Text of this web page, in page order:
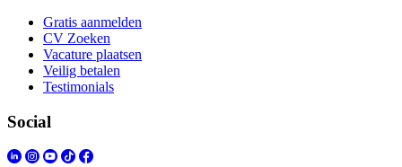
Gratis aanmelden
CV Zoeken
Vacature plaatsen
Veilig betalen
Testimonials
Social